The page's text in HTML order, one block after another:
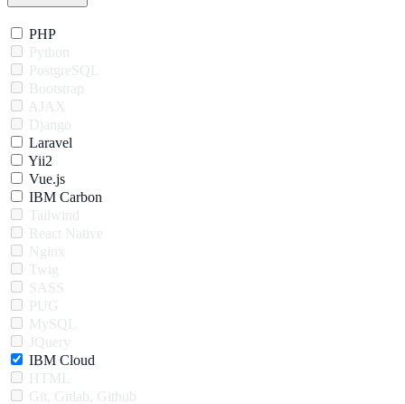
PHP
Python
PostgreSQL
Bootstrap
AJAX
Django
Laravel
Yii2
Vue.js
IBM Carbon
Tailwind
React Native
Nginx
Twig
SASS
PUG
MySQL
JQuery
IBM Cloud
HTML
Git, Gitlab, Github